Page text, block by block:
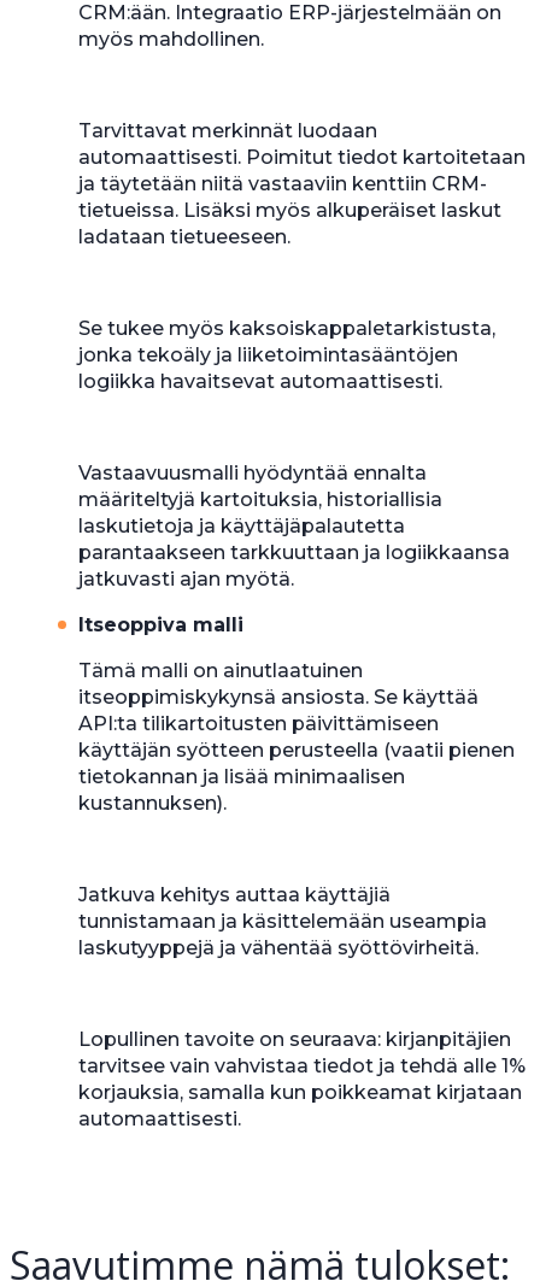
CRM:ään. Integraatio ERP-järjestelmään on
myös mahdollinen.
Tarvittavat merkinnät luodaan
automaattisesti. Poimitut tiedot kartoitetaan
ja täytetään niitä vastaaviin kenttiin CRM-
tietueissa. Lisäksi myös alkuperäiset laskut
ladataan tietueeseen.
Se tukee myös kaksoiskappaletarkistusta,
jonka tekoäly ja liiketoimintasääntöjen
logiikka havaitsevat automaattisesti.
Vastaavuusmalli hyödyntää ennalta
määriteltyjä kartoituksia, historiallisia
laskutietoja ja käyttäjäpalautetta
parantaakseen tarkkuuttaan ja logiikkaansa
jatkuvasti ajan myötä.
Itseoppiva malli
Tämä malli on ainutlaatuinen
itseoppimiskykynsä ansiosta. Se käyttää
API:ta tilikartoitusten päivittämiseen
käyttäjän syötteen perusteella (vaatii pienen
tietokannan ja lisää minimaalisen
kustannuksen).
Jatkuva kehitys auttaa käyttäjiä
tunnistamaan ja käsittelemään useampia
laskutyyppejä ja vähentää syöttövirheitä.
Lopullinen tavoite on seuraava: kirjanpitäjien
tarvitsee vain vahvistaa tiedot ja tehdä alle 1%
korjauksia, samalla kun poikkeamat kirjataan
automaattisesti.
Saavutimme nämä tulokset: